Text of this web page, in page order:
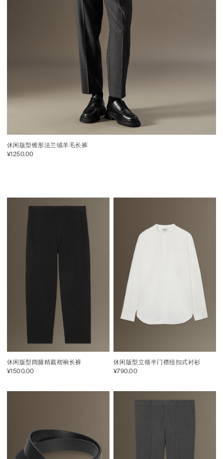
休闲版型锥形法兰绒羊毛长裤
¥1250.00
休闲版型阔腿精裁褶裥长裤
¥1500.00
休闲版型立领半门襟纽扣式衬衫
¥790.00